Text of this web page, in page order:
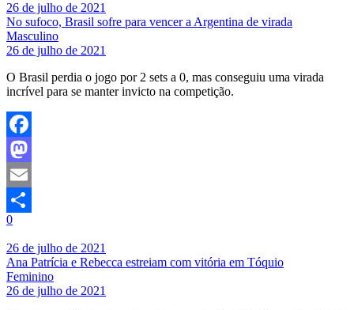
26 de julho de 2021
No sufoco, Brasil sofre para vencer a Argentina de virada
Masculino
26 de julho de 2021
O Brasil perdia o jogo por 2 sets a 0, mas conseguiu uma virada
incrível para se manter invicto na competição.
Facebook
Mastodon
Email
Share
0
26 de julho de 2021
Ana Patrícia e Rebecca estreiam com vitória em Tóquio
Feminino
26 de julho de 2021